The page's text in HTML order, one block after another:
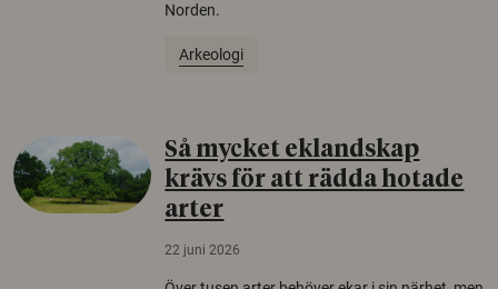
Norden.
Arkeologi
Så mycket eklandskap
krävs för att rädda hotade
arter
22 juni 2026